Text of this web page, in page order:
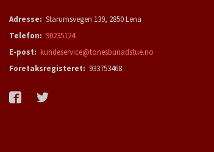
Adresse: Starumsvegen 139, 2850 Lena
Telefon: 90235124
E-post: kundeservice@tonesbunadstue.no
Foretaksregisteret: 933753468